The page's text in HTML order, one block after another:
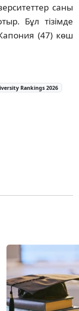
саны
Бұл тізімде
(47) көш
Rankings 2026